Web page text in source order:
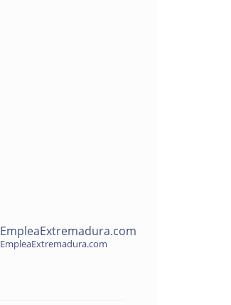
EmpleaExtremadura.com
EmpleaExtremadura.com